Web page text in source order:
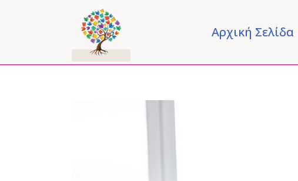
Αρχική Σελίδα